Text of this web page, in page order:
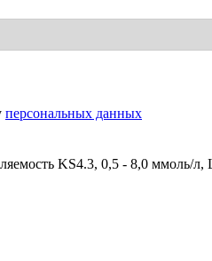
персональных данных
KS4.3, 0,5 - 8,0 ммоль/л,